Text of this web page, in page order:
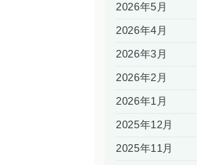
2026年5月
2026年4月
2026年3月
2026年2月
2026年1月
2025年12月
2025年11月